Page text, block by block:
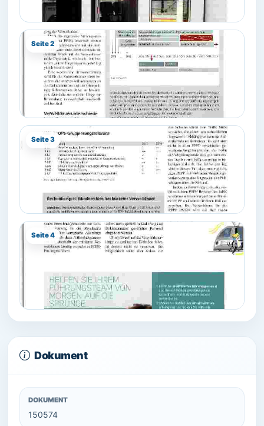
Seite 2
Seite 3
Seite 4
Dokument
DOKUMENT
150574